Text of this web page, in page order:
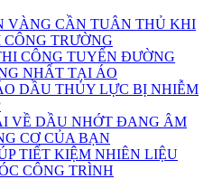
VÀNG CẦN TUÂN THỦ KHI
TRƯỜNG
CÔNG TUYẾN ĐƯỜNG
NHẤT TẠI ÁO
DẦU THỦY LỰC BỊ NHIỄM
VỀ DẦU NHỚT ĐANG ÂM
CƠ CỦA BẠN
TIẾT KIỆM NHIÊN LIỆU
CÔNG TRÌNH